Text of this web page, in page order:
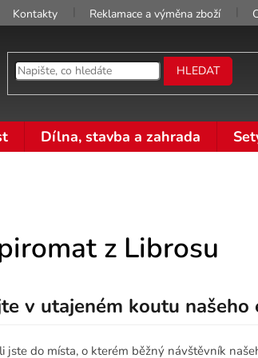
Kontakty Reklamace a výměna zboží
HLEDAT
Dílna, stavba a zahrada
z Librosu
v utajeném koutu našeho
jste do místa, o kterém běžný návštěvník